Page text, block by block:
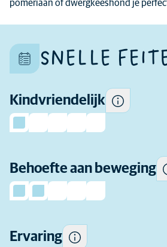
pomeriaan of dwergkeeshond je
SNELLE
Kindvriendelijk
Behoefte aan beweging
Ervaring
kinderen en toleranter voor
het gedrag van kinderen dan
Hoeveel
ras dagelijks
Hoeveel ervaring als
ras te kopen.
ras nodig heeft op
regelmatige basis.